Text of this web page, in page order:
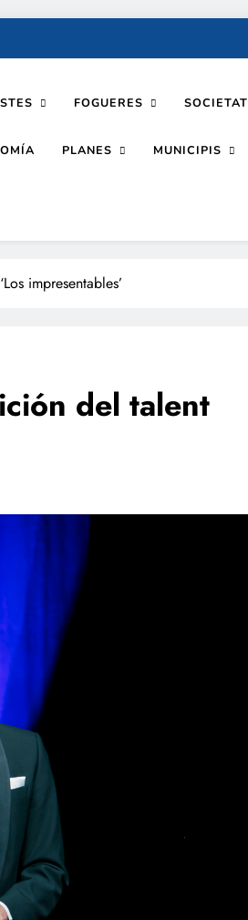
FOGUERES SOCIETAT
PLANES MUNICIPIS
impresentables’
del talent